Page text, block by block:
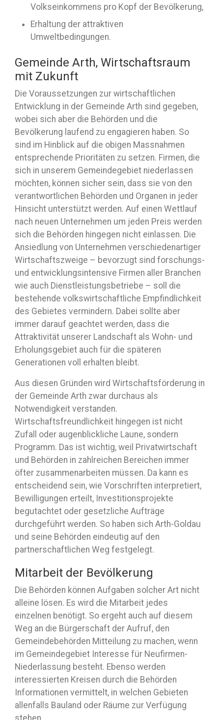
Volkseinkommens pro Kopf der Bevölkerung,
Erhaltung der attraktiven
Umweltbedingungen.
Gemeinde Arth, Wirtschaftsraum
mit Zukunft
Die Voraussetzungen zur wirtschaftlichen
Entwicklung in der Gemeinde Arth sind gegeben,
wobei sich aber die Behörden und die
Bevölkerung laufend zu engagieren haben. So
sind im Hinblick auf die obigen Massnahmen
entsprechende Prioritäten zu setzen. Firmen, die
sich in unserem Gemeindegebiet niederlassen
möchten, können sicher sein, dass sie von den
verantwortlichen Behörden und Organen in jeder
Hinsicht unterstützt werden. Auf einen Wettlauf
nach neuen Unternehmen um jeden Preis werden
sich die Behörden hingegen nicht einlassen. Die
Ansiedlung von Unternehmen verschiedenartiger
Wirtschaftszweige – bevorzugt sind forschungs-
und entwicklungsintensive Firmen aller Branchen
wie auch Dienstleistungsbetriebe – soll die
bestehende volkswirtschaftliche Empfindlichkeit
des Gebietes vermindern. Dabei sollte aber
immer darauf geachtet werden, dass die
Attraktivität unserer Landschaft als Wohn- und
Erholungsgebiet auch für die späteren
Generationen voll erhalten bleibt.
Aus diesen Gründen wird Wirtschaftsförderung in
der Gemeinde Arth zwar durchaus als
Notwendigkeit verstanden.
Wirtschaftsfreundlichkeit hingegen ist nicht
Zufall oder augenblickliche Laune, sondern
Programm. Das ist wichtig, weil Privatwirtschaft
und Behörden in zahlreichen Bereichen immer
öfter zusammenarbeiten müssen. Da kann es
entscheidend sein, wie Vorschriften interpretiert,
Bewilligungen erteilt, Investitionsprojekte
begutachtet oder gesetzliche Aufträge
durchgeführt werden. So haben sich Arth-Goldau
und seine Behörden eindeutig auf den
partnerschaftlichen Weg festgelegt.
Mitarbeit der Bevölkerung
Die Behörden können Aufgaben solcher Art nicht
alleine lösen. Es wird die Mitarbeit jedes
einzelnen benötigt. So ergeht auch auf diesem
Weg an die Bürgerschaft der Aufruf, den
Gemeindebehörden Mitteilung zu machen, wenn
im Gemeindegebiet Interesse für Neufirmen-
Niederlassung besteht. Ebenso werden
interessierten Kreisen durch die Behörden
Informationen vermittelt, in welchen Gebieten
allenfalls Bauland oder Räume zur Verfügung
stehen.